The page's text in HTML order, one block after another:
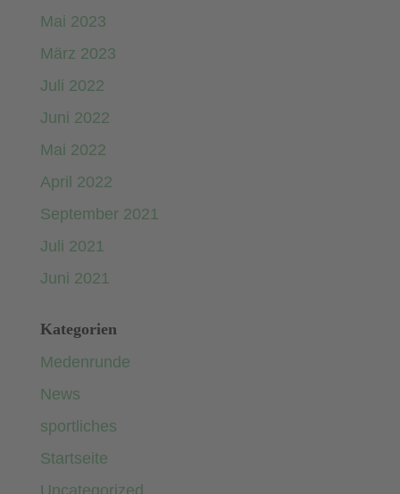
Mai 2023
März 2023
Juli 2022
Juni 2022
Mai 2022
April 2022
September 2021
Juli 2021
Juni 2021
Kategorien
Medenrunde
News
sportliches
Startseite